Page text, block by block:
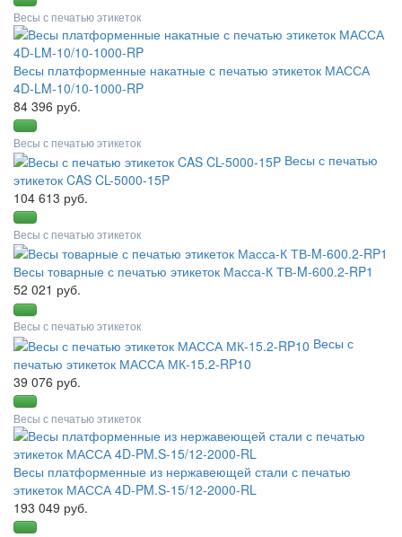
Весы с печатью этикеток
Весы платформенные накатные с печатью этикеток МАССА
4D-LM-10/10-1000-RP
84 396 руб.
Весы с печатью этикеток
Весы с печатью
этикеток CAS CL-5000-15P
104 613 руб.
Весы с печатью этикеток
Весы товарные с печатью этикеток Масса-К ТВ-M-600.2-RP1
52 021 руб.
Весы с печатью этикеток
Весы с
печатью этикеток МАССА МК-15.2-RP10
39 076 руб.
Весы с печатью этикеток
Весы платформенные из нержавеющей стали с печатью
этикеток МАССА 4D-PM.S-15/12-2000-RL
193 049 руб.